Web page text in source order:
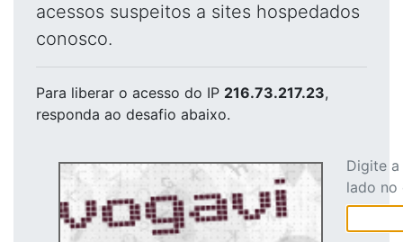
acessos suspeitos a sites hospedados
conosco.
Para liberar o acesso do IP 216.73.217.23,
responda ao desafio abaixo.
Digite
lado no